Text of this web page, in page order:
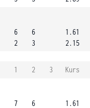
6
2
6
3
1.61
2.15
1 2 3
Kurs
7
6
1.61